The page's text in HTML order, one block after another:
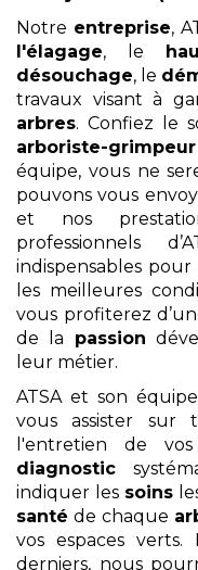
Notre entreprise,
l'élagage, le
désouchage, le
travaux visant à
arbres. Confiez le
arboriste-grimpeur
équipe, vous ne
pouvons vous
et nos
professionnels
indispensables
les meilleures
vous profiterez
de la passion
leur métier.
ATSA et son
vous assister sur
l'entretien de
diagnostic
indiquer les soins
santé de chaque
vos espaces
derniers, nous